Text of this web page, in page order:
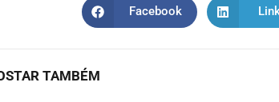
Facebook
TAMBÉM